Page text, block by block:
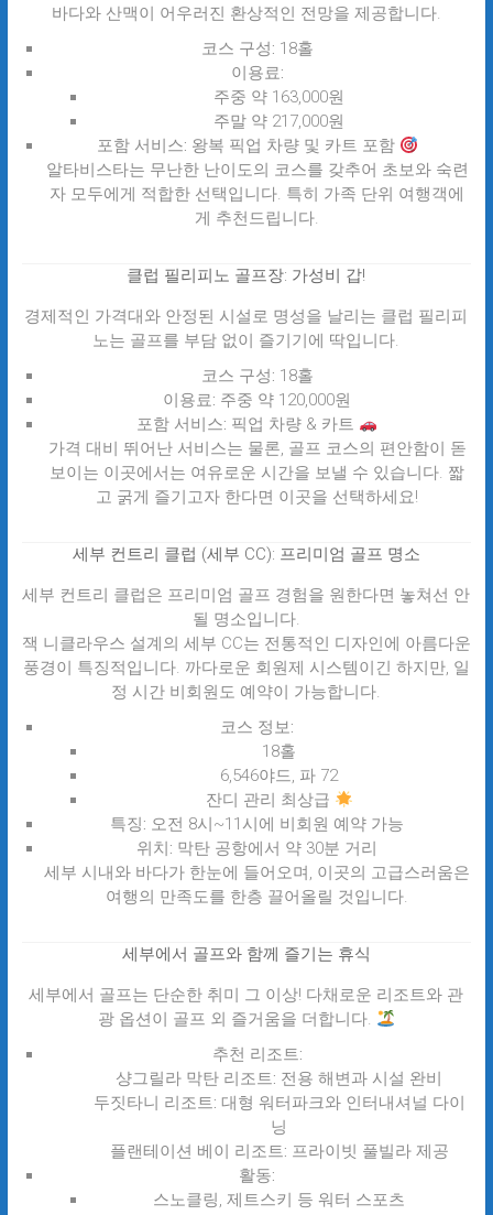
바다와 산맥이 어우러진 환상적인 전망을 제공합니다.
코스 구성: 18홀
이용료:
주중 약 163,000원
주말 약 217,000원
포함 서비스: 왕복 픽업 차량 및 카트 포함
알타비스타는 무난한 난이도의 코스를 갖추어 초보와 숙련
자 모두에게 적합한 선택입니다. 특히 가족 단위 여행객에
게 추천드립니다.
클럽 필리피노 골프장: 가성비 갑!
경제적인 가격대와 안정된 시설로 명성을 날리는 클럽 필리피
노는 골프를 부담 없이 즐기기에 딱입니다.
코스 구성: 18홀
이용료: 주중 약 120,000원
포함 서비스: 픽업 차량 & 카트
가격 대비 뛰어난 서비스는 물론, 골프 코스의 편안함이 돋
보이는 이곳에서는 여유로운 시간을 보낼 수 있습니다. 짧
고 굵게 즐기고자 한다면 이곳을 선택하세요!
세부 컨트리 클럽 (세부 CC): 프리미엄 골프 명소
세부 컨트리 클럽은 프리미엄 골프 경험을 원한다면 놓쳐선 안
될 명소입니다.
잭 니클라우스 설계의 세부 CC는 전통적인 디자인에 아름다운
풍경이 특징적입니다. 까다로운 회원제 시스템이긴 하지만, 일
정 시간 비회원도 예약이 가능합니다.
코스 정보:
18홀
6,546야드, 파 72
잔디 관리 최상급
특징: 오전 8시~11시에 비회원 예약 가능
위치: 막탄 공항에서 약 30분 거리
세부 시내와 바다가 한눈에 들어오며, 이곳의 고급스러움은
여행의 만족도를 한층 끌어올릴 것입니다.
세부에서 골프와 함께 즐기는 휴식
세부에서 골프는 단순한 취미 그 이상! 다채로운 리조트와 관
광 옵션이 골프 외 즐거움을 더합니다.
추천 리조트:
샹그릴라 막탄 리조트: 전용 해변과 시설 완비
두짓타니 리조트: 대형 워터파크와 인터내셔널 다이
닝
플랜테이션 베이 리조트: 프라이빗 풀빌라 제공
활동:
스노클링, 제트스키 등 워터 스포츠